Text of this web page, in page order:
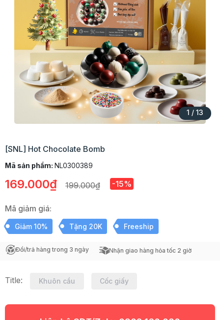
1 / 13
[SNL] Hot Chocolate Bomb
Mã sản phẩm: NL0300389
169.000₫ 199.000₫ -15%
Mã giảm giá:
Giảm 10% Tặng 20K Freeship
Đổi/trả hàng trong 3 ngày Nhận giao hàng hỏa tốc 2 giờ
Title: Khuôn cầu Cốc giấy